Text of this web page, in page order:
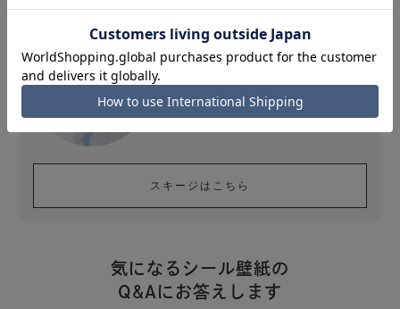
ひとつは持っておきたい便利な道具
壁紙を貼る時に大活躍するフェルト付
きスキージ。スキージがひとつあるだ
けで、貼りやすさが格段に違います。
スキージはこちら
気になるシール壁紙の
Q&Aにお答えします